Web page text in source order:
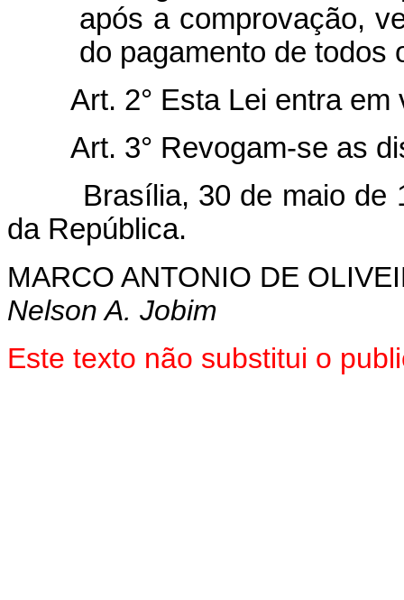
após a comprovação,
do pagamento de todos
Art. 2° Esta Lei entra
Art. 3° Revogam-se as
Brasília, 30 de maio de
da República.
MARCO ANTONIO DE
Nelson A. Jobim
Este texto não substitui o